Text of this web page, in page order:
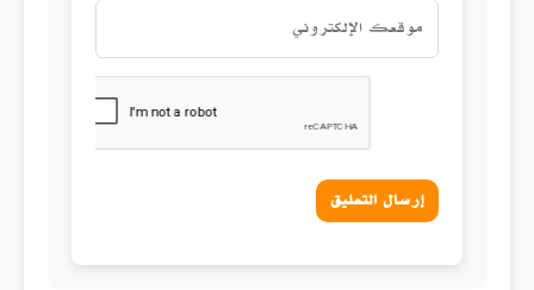
إرسال التعليق